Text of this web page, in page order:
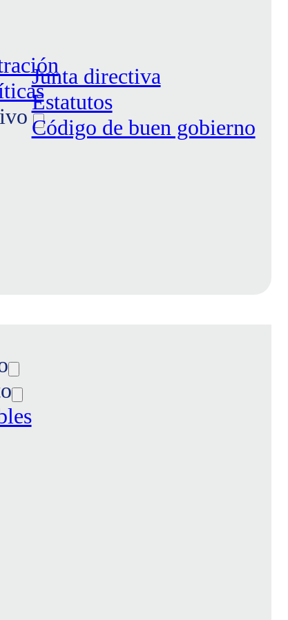
Junta directiva
Estatutos
Código de buen gobierno